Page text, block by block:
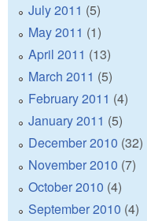
July 2011 (5)
May 2011 (1)
April 2011 (13)
March 2011 (5)
February 2011 (4)
January 2011 (5)
December 2010 (32)
November 2010 (7)
October 2010 (4)
September 2010 (4)